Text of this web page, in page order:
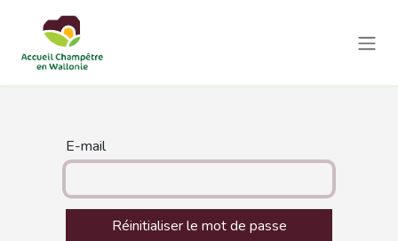
E-mail
Réinitialiser le mot de passe